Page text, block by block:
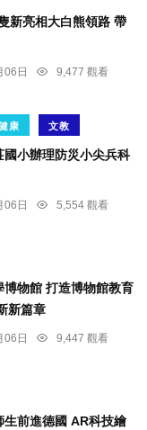
新亮相大白熊領路 帶
06日
9,477 觀看
康 文教
小辦理防災小尖兵科
06日
5,554 觀看
物館 打造博物館教育
新篇章
06日
9,447 觀看
前進德國 AR科技繪